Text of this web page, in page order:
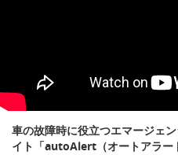
車の故障時に役立つエマージェ
イト「autoAlert（オートアラー